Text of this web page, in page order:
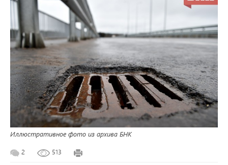
Иллюстративное фото из архива БНК
2 513